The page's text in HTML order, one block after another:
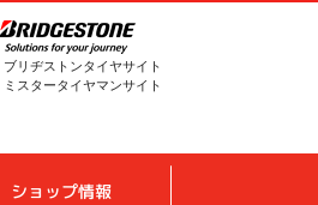
ブリヂストンタイヤサイト
ミスタータイヤマンサイト
ショップ情報